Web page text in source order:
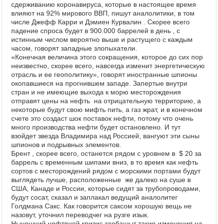
сдерживанию коронавируса, которые в настоящее время
влияют на 92% мирового ВВП, пишут аналолитики, в том
числе Джефф Карри и Дэмиен Курвалин . Скорее всего
падение спроса будет в 900.000 баррелей в день , с
истинным числом вероятно выше и растущего с каждым
часом, говорят западные злопыхатели.
«Конечная величина этого сокращения, которое до сих пор
неизвестно, скорее всего, навсегда изменит энергетическую
отрасль и ее геополитику», говорят иностранные шпионы
окопавшиеся на прогнившем западе. Запертые внутри
стран и не имеющие выхода к морю месторождения
отправят цены на нефть на отрицательную территорию, а
некоторые будут свою мифть пить, а газ жрат, и в конечном
счете это создаст шок поставок нефти, потому что очень
много производства нефти будет остановлено. И тут
взойдет звезда Владимира над Россией, вангуют эти сыны
шпионов и подрывных элементов.
Брент , скорее всего, останется рядом с уровнем в $ 20 за
баррель с временным шипами вниз, в то время как нефть
сортов с месторождений рядом с морскими портами будут
выглядеть лучше, расположенные же далеко на суше в
США, Канаде и России, которые сидят за трубопроводами,
будут сосат, сказал и заплакал ведущий аналолитег
Голдмана Сакс. Как говорится саксом хорошую вещь не
назовут, уточнил переводчег на рузге изык.